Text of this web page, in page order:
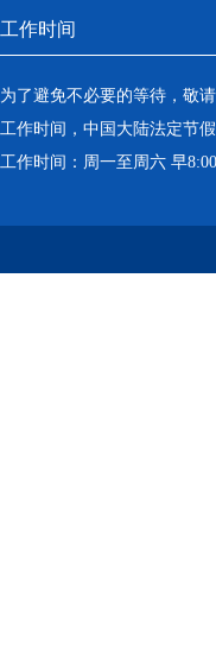
工作时间
为了避免不必要的等待，敬
工作时间，中国大陆法定节假
工作时间：周一至周六 早